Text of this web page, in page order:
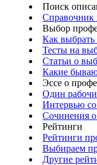
Поиск
Справочник
Выбор
Как
Тесты на
Статьи о
Какие
Эссе о
Один
Интервью
Сочинения
Рейтинги
Рейтинги
Выбираем
Другие